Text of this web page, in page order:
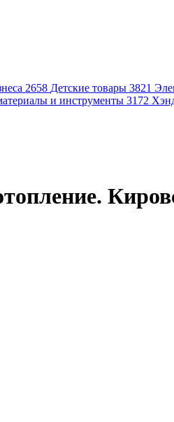
2658 Детские товары 3821
и инструменты 3172